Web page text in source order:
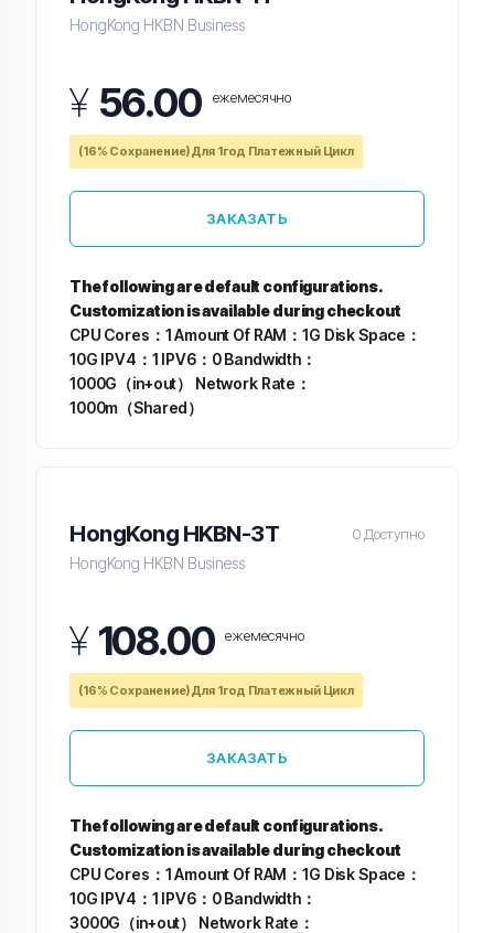
HongKong HKBN Business
¥ 56.00 ежемесячно
(16% Сохранение) Для 1год Платежный Цикл
ЗАКАЗАТЬ
The following are default configurations.
Customization is available during checkout
CPU Cores：1Amount Of RAM：1G Disk Space：
10G IPV4：1 IPV6：0Bandwidth：
1000G（in+out）
Network Rate：
1000m（Shared）
HongKong HKBN-3T 0 Доступно
HongKong HKBN Business
¥ 108.00 ежемесячно
(16% Сохранение) Для 1год Платежный Цикл
ЗАКАЗАТЬ
The following are default configurations.
Customization is available during checkout
CPU Cores：1Amount Of RAM：1G Disk Space：
10G IPV4：1 IPV6：0Bandwidth：
3000G（in+out）
Network Rate：